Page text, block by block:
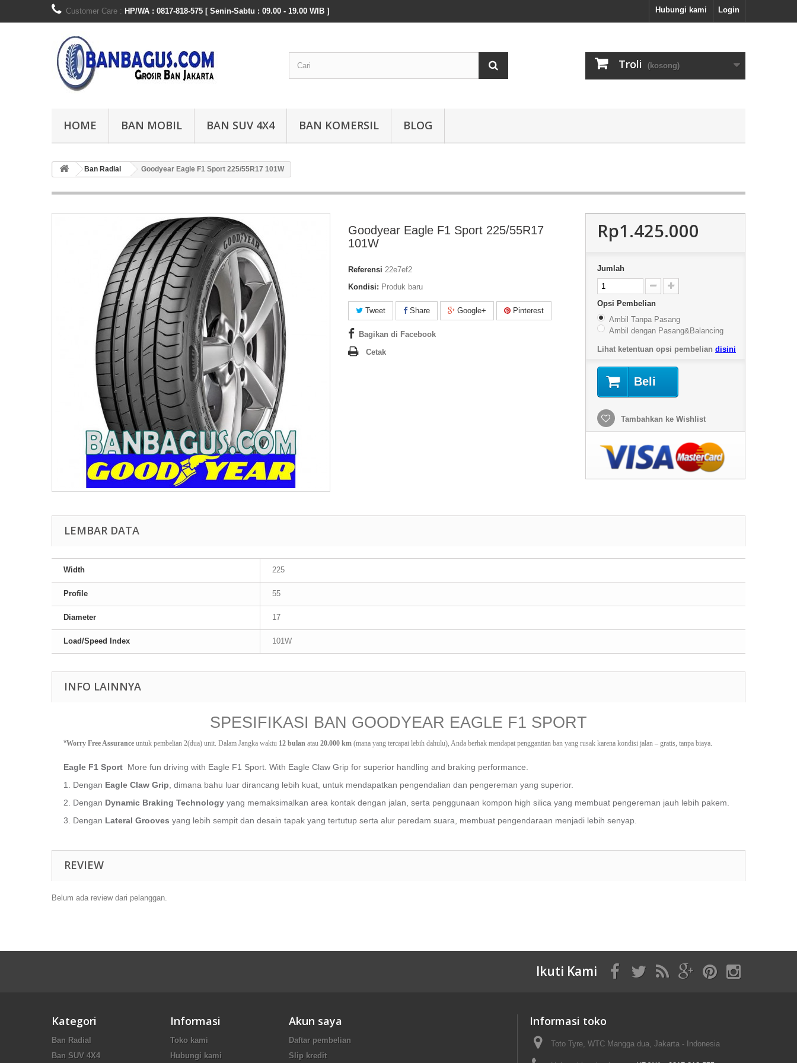
Login
Hubungi kami
Customer Care : HP/WA : 0817-818-575 [ Senin-Sabtu : 09.00 - 19.00 WIB ]
Troli (kosong)
HOME BAN MOBIL BAN SUV 4X4 BAN KOMERSIL BLOG
Ban Radial Goodyear Eagle F1 Sport 225/55R17 101W
Goodyear Eagle F1 Sport 225/55R17
101W
Referensi 22e7ef2
Kondisi: Produk baru
Tweet Share Google+ Pinterest
Bagikan di Facebook
Cetak
Rp1.425.000
Jumlah
Opsi Pembelian
Ambil Tanpa Pasang
Ambil dengan Pasang&Balancing
Lihat ketentuan opsi pembelian disini
Beli
Tambahkan ke Wishlist
LEMBAR DATA
Width 225
Profile 55
Diameter 17
Load/Speed Index 101W
INFO LAINNYA
SPESIFIKASI BAN GOODYEAR EAGLE F1 SPORT
*Worry Free Assurance untuk pembelian 2(dua) unit. Dalam Jangka waktu 12 bulan atau 20.000 km (mana yang tercapai lebih dahulu), Anda berhak mendapat penggantian ban yang rusak karena kondisi jalan – gratis, tanpa biaya
Eagle F1 Sport More fun driving with Eagle F1 Sport. With Eagle Claw Grip for superior handling and braking performance.
1. Dengan Eagle Claw Grip , dimana bahu luar dirancang lebih kuat, untuk mendapatkan pengendalian dan pengereman yang superior.
2. Dengan Dynamic Braking Technology yang memaksimalkan area kontak dengan jalan, serta penggunaan kompon high silica yang membuat pengereman jauh lebih pakem.
3. Dengan Lateral Grooves yang lebih sempit dan desain tapak yang tertutup serta alur peredam suara, membuat pengendaraan menjadi lebih senyap.
REVIEW
Belum ada review dari pelanggan.
Ikuti Kami
Kategori
Ban Radial
Ban SUV 4X4
Informasi
Toko kami
Hubungi kami
Akun saya
Daftar pembelian
Slip kredit
Informasi toko
Toto Tyre, WTC Mangga dua, Jakarta - Indonesia